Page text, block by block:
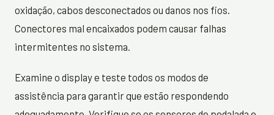
oxidação, cabos desconectados ou danos nos fios.
Conectores mal encaixados podem causar falhas
intermitentes no sistema.
Examine o display e teste todos os modos de
assistência para garantir que estão respondendo